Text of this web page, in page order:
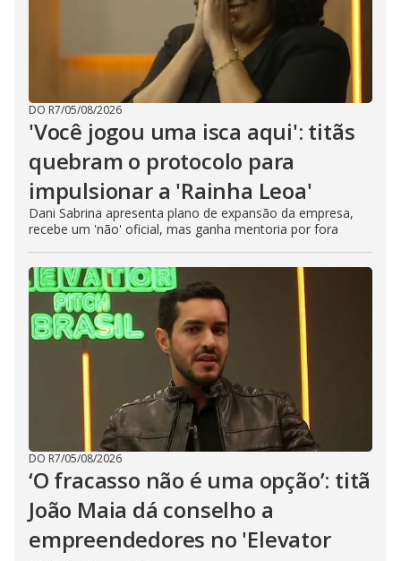
DO R7/05/08/2026
'Você jogou uma isca aqui': titãs
quebram o protocolo para
impulsionar a 'Rainha Leoa'
Dani Sabrina apresenta plano de expansão da empresa,
recebe um 'não' oficial, mas ganha mentoria por fora
DO R7/05/08/2026
‘O fracasso não é uma opção’: titã
João Maia dá conselho a
empreendedores no 'Elevator